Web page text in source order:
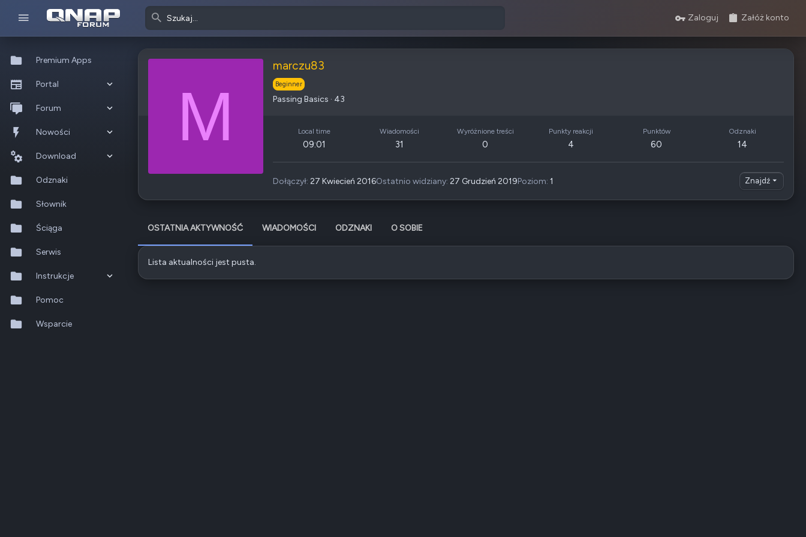
Zaloguj Załóż konto
Premium Apps
Portal
Co nowego?
Ostatnia aktywność
Forum
Nowe posty
Popularne
Szukaj na forum
Nowości
Nowe posty
Wszystkie posty
Nowe zasoby
Ostatnia aktywność
Download
Szukaj zasobów
Odznaki
Słownik
Ściąga
Serwis
Instrukcje
QTS 5.2.x
QuTS hero h6.0.x
Pomoc
Wsparcie
M
marczu83
Beginner
Passing Basics · 43
Local time
09:01
Wiadomości
31
Wyróżnione treści
0
Punkty reakcji
4
Punktów
60
Odznaki
14
Dołączył 27 Kwiecień 2016Ostatnio widziany 27 Grudzień 2019Poziom 1 Znajdź
OSTATNIA AKTYWNOŚĆ WIADOMOŚCI ODZNAKI O SOBIE
Lista aktualności jest pusta.